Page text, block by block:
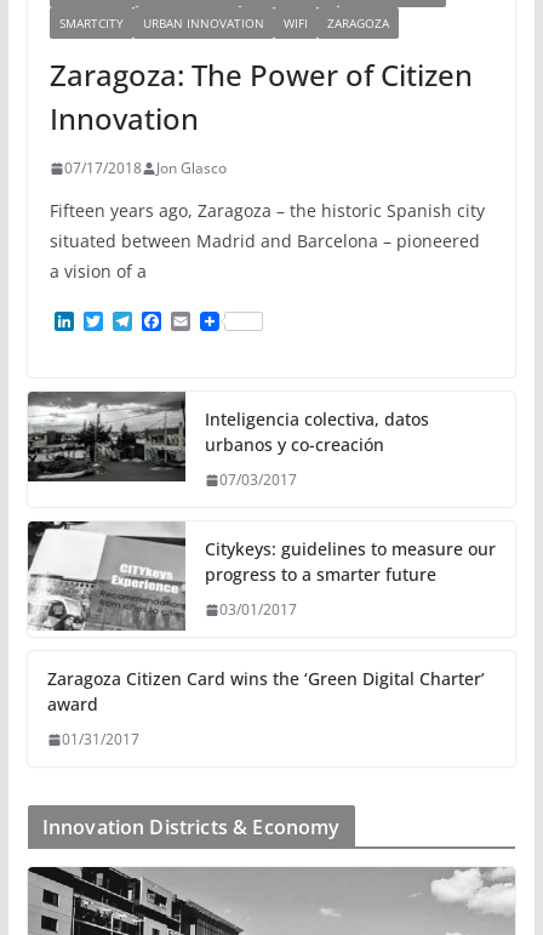
SMARTCITY
URBAN INNOVATION WIFI ZARAGOZA
Zaragoza: The Power of Citizen
Innovation
07/17/2018 Jon Glasco
Fifteen years ago, Zaragoza – the historic Spanish city
situated between Madrid and Barcelona – pioneered
a vision of a
L
e
d
I
n
T
t
e
r
T
g
r
a
m
F
b
o
o
k
E
Inteligencia colectiva, datos
urbanos y co-creación
07/03/2017
Citykeys: guidelines to measure our
progress to a smarter future
03/01/2017
Zaragoza Citizen Card wins the ‘Green Digital Charter’
award
01/31/2017
Innovation Districts & Economy